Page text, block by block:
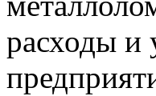
расходы и